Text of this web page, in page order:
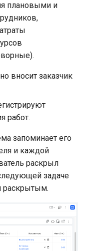
плановыми и
вносит заказчик
работ.
запоминает его
и каждой
раскрыл
задаче
раскрытым.